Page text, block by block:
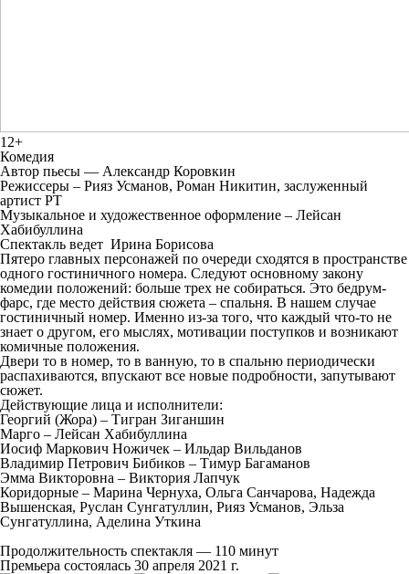
12+
Комедия
Автор пьесы — Александр Коровкин
Режиссеры – Рияз Усманов, Роман Никитин, заслуженный
артист РТ
Музыкальное и художественное оформление – Лейсан
Хабибуллина
Спектакль ведет Ирина Борисова
Пятеро главных персонажей по очереди сходятся в пространстве
одного гостиничного номера. Следуют основному закону
комедии положений: больше трех не собираться. Это бедрум-
фарс, где место действия сюжета – спальня. В нашем случае
гостиничный номер. Именно из-за того, что каждый что-то не
знает о другом, его мыслях, мотивации поступков и возникают
комичные положения.
Двери то в номер, то в ванную, то в спальню периодически
распахиваются, впускают все новые подробности, запутывают
сюжет.
Действующие лица и исполнители:
Георгий (Жора) – Тигран Зиганшин
Марго – Лейсан Хабибуллина
Иосиф Маркович Ножичек – Ильдар Вильданов
Владимир Петрович Бибиков – Тимур Багаманов
Эмма Викторовна – Виктория Лапчук
Коридорные – Марина Чернуха, Ольга Санчарова, Надежда
Вышенская, Руслан Сунгатуллин, Рияз Усманов, Эльза
Сунгатуллина, Аделина Уткина
Продолжительность спектакля — 110 минут
Премьера состоялась 30 апреля 2021 г.